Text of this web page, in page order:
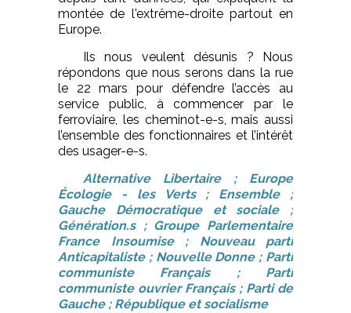
montée de l'extrême-droite partout en
Europe.
Ils nous veulent désunis ? Nous
répondons que nous serons dans la rue
le 22 mars pour défendre l’accès au
service public, à commencer par le
ferroviaire, les cheminot-e-s, mais aussi
l’ensemble des fonctionnaires et l’intérêt
des usager-e-s.
Alternative Libertaire ; Europe
Écologie - les Verts ; Ensemble ;
Gauche Démocratique et sociale ;
Génération.s ; Groupe Parlementaire
France Insoumise ; Nouveau parti
Anticapitaliste ; Nouvelle Donne ; Parti
communiste Français ; Parti
communiste ouvrier Français ; Parti de
Gauche ; République et socialisme